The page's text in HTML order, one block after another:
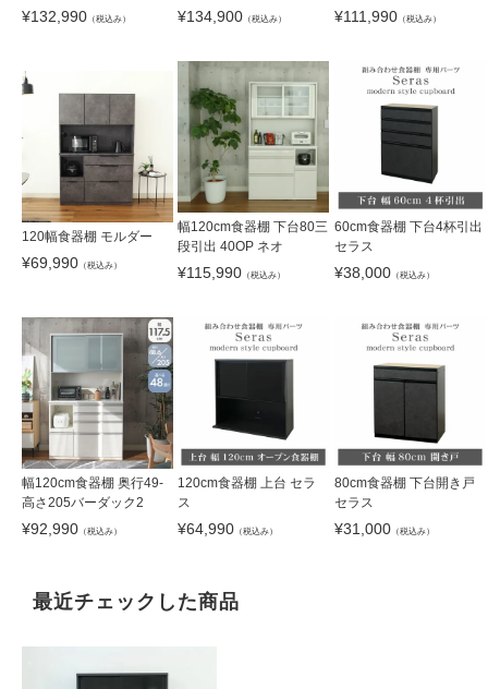
¥132,990 （税込み） ¥134,900 （税込み） ¥111,990（税込み）
120幅食器棚 モルダー
¥69,990 （税込み）
幅120cm食器棚 下台80三
段引出 40OP ネオ
¥115,990 （税込み）
60cm食器棚 下台4杯引出
セラス
¥38,000（税込み）
幅120cm食器棚 奥行49-
高さ205バーダック2
¥92,990 （税込み）
120cm食器棚 上台 セラ
ス
¥64,990 （税込み）
80cm食器棚 下台開き戸
セラス
¥31,000（税込み）
最近チェックした商品